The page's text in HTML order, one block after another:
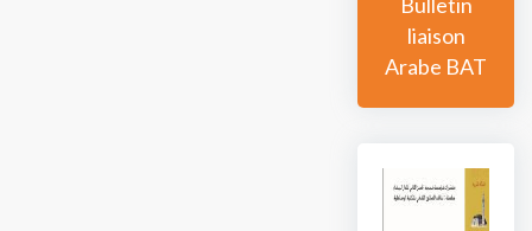
liaison
Arabe BAT